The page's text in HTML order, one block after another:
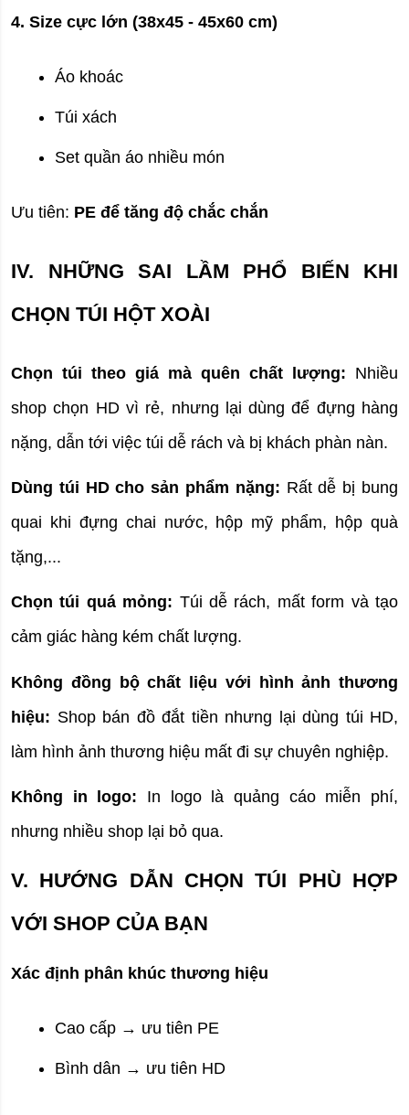
4. Size cực lớn (38x45 - 45x60 cm)
Áo khoác
Túi xách
Set quần áo nhiều món
Ưu tiên: PE để tăng độ chắc chắn
IV. NHỮNG SAI LẦM PHỔ BIẾN KHI
CHỌN TÚI HỘT XOÀI
Chọn túi theo giá mà quên chất lượng: Nhiều
shop chọn HD vì rẻ, nhưng lại dùng để đựng hàng
nặng, dẫn tới việc túi dễ rách và bị khách phàn nàn.
Dùng túi HD cho sản phẩm nặng: Rất dễ bị bung
quai khi đựng chai nước, hộp mỹ phẩm, hộp quà
tặng,...
Chọn túi quá mỏng: Túi dễ rách, mất form và tạo
cảm giác hàng kém chất lượng.
Không đồng bộ chất liệu với hình ảnh thương
hiệu: Shop bán đồ đắt tiền nhưng lại dùng túi HD,
làm hình ảnh thương hiệu mất đi sự chuyên nghiệp.
Không in logo: In logo là quảng cáo miễn phí,
nhưng nhiều shop lại bỏ qua.
V. HƯỚNG DẪN CHỌN TÚI PHÙ HỢP
VỚI SHOP CỦA BẠN
Xác định phân khúc thương hiệu
Cao cấp → ưu tiên PE
Bình dân → ưu tiên HD